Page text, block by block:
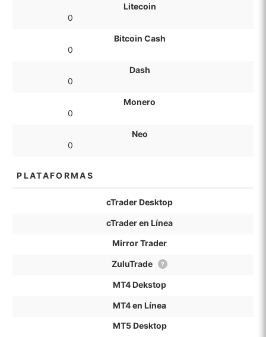
Litecoin
0
Bitcoin Cash
0
Dash
0
Monero
0
Neo
0
PLATAFORMAS
cTrader Desktop
cTrader en Línea
Mirror Trader
ZuluTrade ?
MT4 Dekstop
MT4 en Línea
MT5 Desktop